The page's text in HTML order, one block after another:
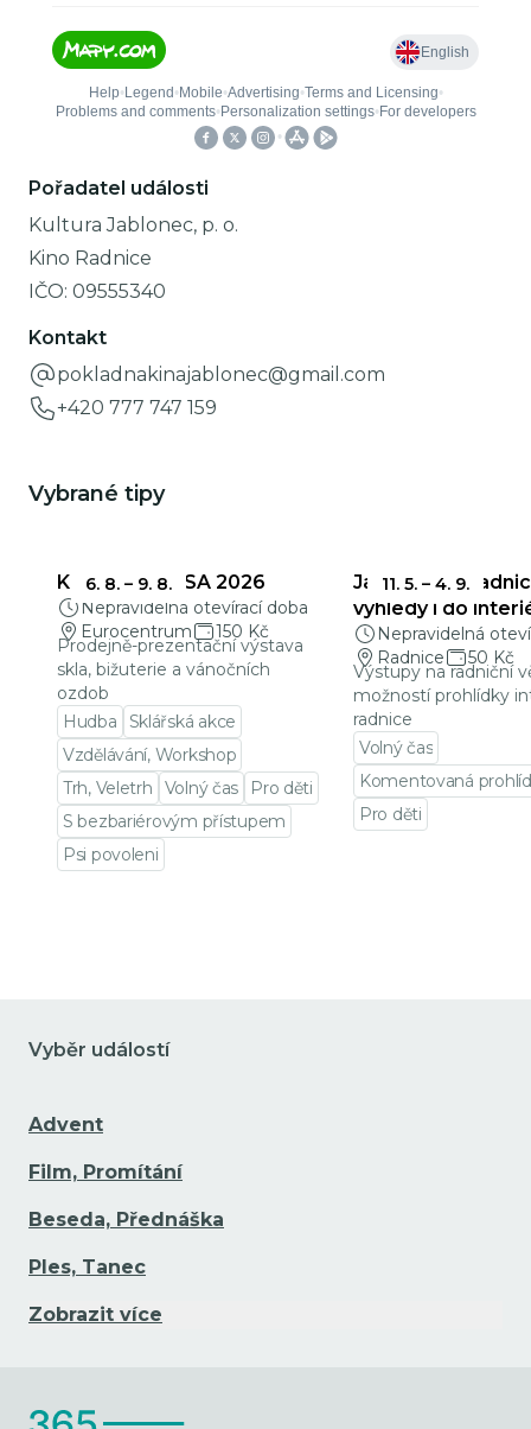
Pořadatel události
Kultura Jablonec, p. o.
Kino Radnice
IČO: 09555340
Kontakt
pokladnakinajablonec@gmail.com
+420 777 747 159
Vybrané tipy
6. 8. – 9. 8.
KŘEHKÁ KRÁSA 2026
Nepravidelná otevírací doba
Eurocentrum
150 Kč
Prodejně-prezentační výstava
skla, bižuterie a vánočních
ozdob
Hudba
Sklářská akce
Vzdělávání, Workshop
Trh, Veletrh
Volný čas
Pro děti
S bezbariérovým přístupem
Psi povoleni
11. 5. – 4. 9.
Jablonecká
výhledy i do
Nepravidelná
Radnice
50 Kč
Výstupy na radniční
možností prohlídky
radnice
Volný čas
Komentovaná
Pro děti
Vyběr událostí
Advent
Film, Promítání
Beseda, Přednáška
Ples, Tanec
Zobrazit více